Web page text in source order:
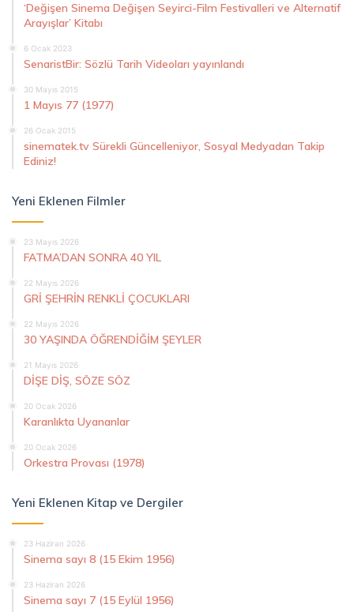
‘Değişen Sinema Değişen Seyirci-Film Festivalleri ve Alternatif
Arayışlar’ Kitabı
6 Ocak 2023
SenaristBir: Sözlü Tarih Videoları yayınlandı
30 Mayıs 2015
1 Mayıs 77 (1977)
26 Ocak 2015
sinematek.tv Sürekli Güncelleniyor, Sosyal Medyadan Takip
Ediniz!
Yeni Eklenen Filmler
23 Mayıs 2026
FATMA’DAN SONRA 40 YIL
22 Mayıs 2026
GRİ ŞEHRİN RENKLİ ÇOCUKLARI
22 Mayıs 2026
30 YAŞINDA ÖĞRENDİĞİM ŞEYLER
21 Mayıs 2026
DİŞE DİŞ, SÖZE SÖZ
20 Ocak 2026
Karanlıkta Uyananlar
20 Ocak 2026
Orkestra Provası (1978)
Yeni Eklenen Kitap ve Dergiler
23 Haziran 2026
Sinema sayı 8 (15 Ekim 1956)
23 Haziran 2026
Sinema sayı 7 (15 Eylül 1956)